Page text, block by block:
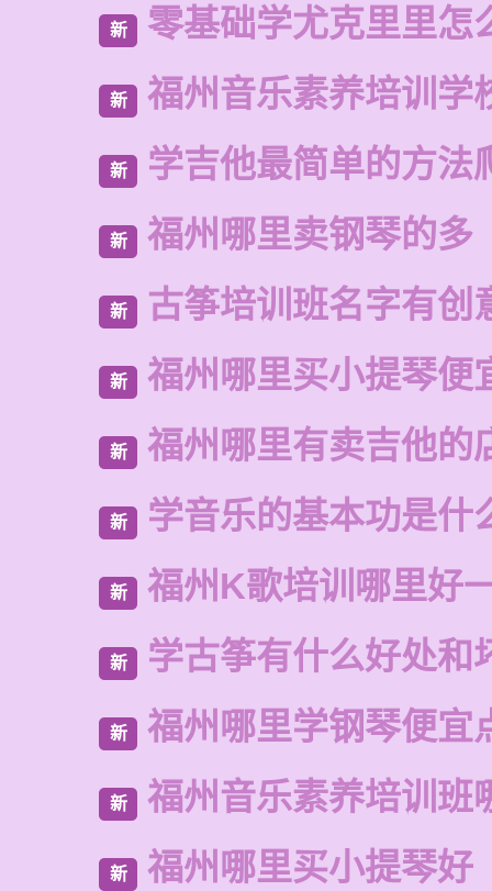
新 零基础学尤克里里怎
新 福州音乐素养培训学
新 学吉他最简单的方法
新 福州哪里卖钢琴的多
新 古筝培训班名字有创
新 福州哪里买小提琴便
新 福州哪里有卖吉他的
新 学音乐的基本功是什
新 福州K歌培训哪里好
新 学古筝有什么好处和
新 福州哪里学钢琴便宜
新 福州音乐素养培训班
新 福州哪里买小提琴好